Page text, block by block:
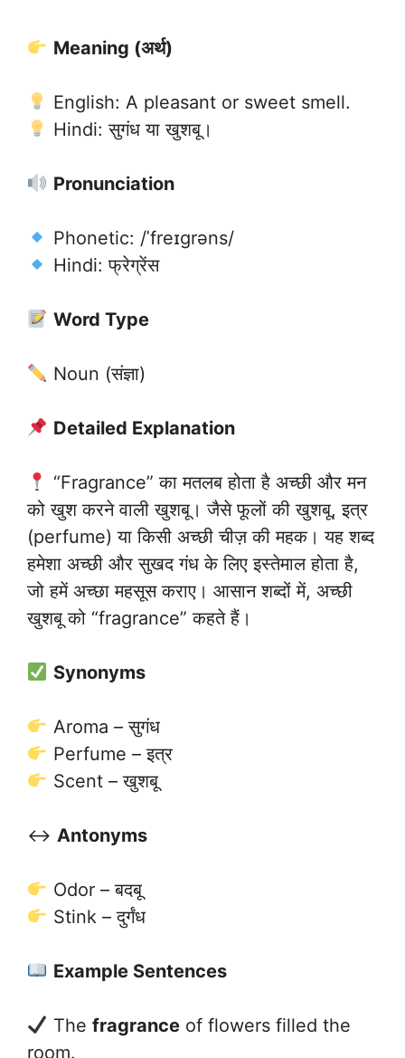
Meaning (अर्थ)
English: A pleasant or sweet smell.
Hindi: सुगंध या खुशबू।
Pronunciation
Phonetic: /ˈfreɪɡrəns/
Hindi: फ्रेग्रेंस
Word Type
Noun (संज्ञा)
Detailed Explanation
“Fragrance” का मतलब होता है अच्छी और मन
को खुश करने वाली खुशबू। जैसे फूलों की खुशबू, इत्र
(perfume) या किसी अच्छी चीज़ की महक। यह शब्द
हमेशा अच्छी और सुखद गंध के लिए इस्तेमाल होता है,
जो हमें अच्छा महसूस कराए। आसान शब्दों में, अच्छी
खुशबू को “fragrance” कहते हैं।
Synonyms
Aroma – सुगंध
Perfume – इत्र
Scent – खुशबू
↔️ Antonyms
Odor – बदबू
Stink – दुर्गंध
Example Sentences
The fragranceof flowers filled the
room.